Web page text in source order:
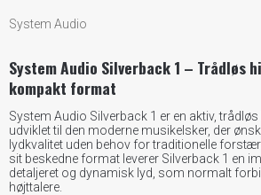
System Audio
System Audio Silverback 1 – Trådløs
kompakt format
System Audio Silverback 1 er en aktiv,
udviklet til den moderne musikelsker, der
lydkvalitet uden behov for traditionelle
sit beskedne format leverer Silverback 1 en
detaljeret og dynamisk lyd, som normalt
højttalere.